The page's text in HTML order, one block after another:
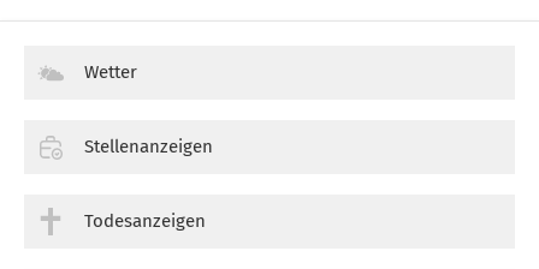
Wetter
Stellenanzeigen
Todesanzeigen